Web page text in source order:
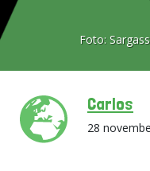
Foto:
Carlos
28